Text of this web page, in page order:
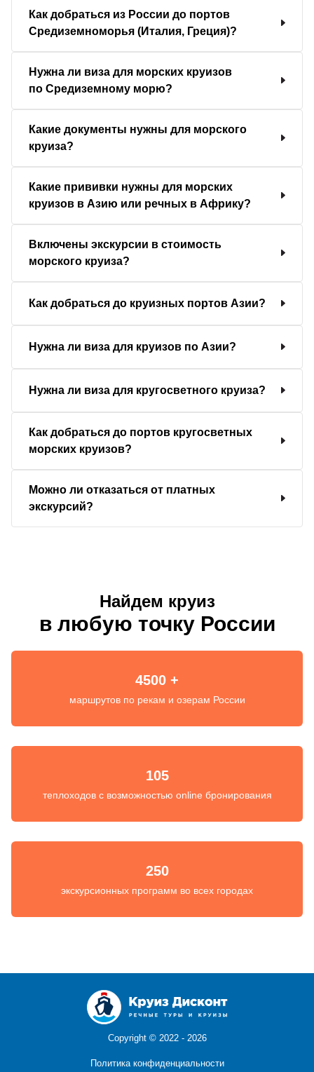
Как добраться из России до портов
Средиземноморья (Италия, Греция)?
Нужна ли виза для морских круизов
по Средиземному морю?
Какие документы нужны для морского
круиза?
Какие прививки нужны для морских
круизов в Азию или речных в Африку?
Включены экскурсии в стоимость
морского круиза?
Как добраться до круизных портов Азии?
Нужна ли виза для круизов по Азии?
Нужна ли виза для кругосветного круиза?
Как добраться до портов кругосветных
морских круизов?
Можно ли отказаться от платных
экскурсий?
Найдем круиз
в любую точку России
4500 +
маршрутов по рекам и озерам России
105
теплоходов с возможностью online бронирования
250
экскурсионных программ во всех городах
Copyright © 2022 - 2026
Политика конфиденциальности